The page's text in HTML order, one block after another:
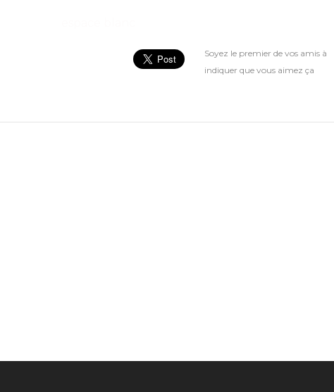
Soyez le premier de vos amis à
indiquer que vous aimez ça